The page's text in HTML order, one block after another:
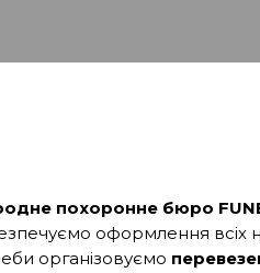
похоронне бюро
оформлення всіх
організовуємо